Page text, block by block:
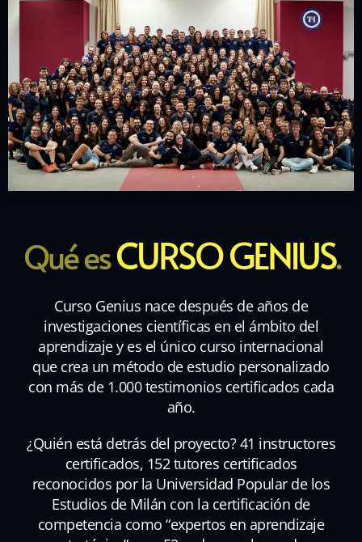
Qué esCURSO GENIUS.
Curso Genius nace después de años de
investigaciones científicas en el ámbito del
aprendizaje y es el único curso internacional
que crea un método de estudio personalizado
con más de 1.000 testimonios certificados cada
año.
¿Quién está detrás del proyecto? 41 instructores
certificados, 152 tutores certificados
reconocidos por la Universidad Popular de los
Estudios de Milán con la certificación de
competencia como “expertos en aprendizaje